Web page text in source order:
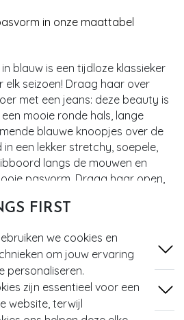
FIRST
we cookies en
om jouw ervaring
personaliseren.
zijn essentieel voor een
website, terwijl
in onze maattabel
blauw is een tijdloze klassieker
elk seizoen! Draag haar over
met een jeans: deze beauty is
mooie ronde hals, lange
blauwe knoopjes over de
in een lekker stretchy, soepele,
langs de mouwen en
pasvorm. Draag haar open,
gesloten voor een